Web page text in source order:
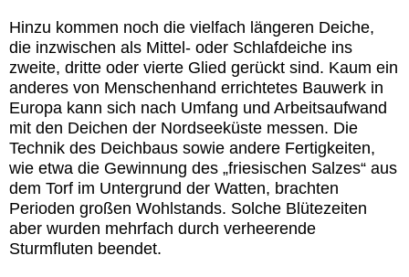
Hinzu kommen noch die vielfach längeren Deiche,
die inzwischen als Mittel- oder Schlafdeiche ins
zweite, dritte oder vierte Glied gerückt sind. Kaum ein
anderes von Menschenhand errichtetes Bauwerk in
Europa kann sich nach Umfang und Arbeitsaufwand
mit den Deichen der Nordseeküste messen. Die
Technik des Deichbaus sowie andere Fertigkeiten,
wie etwa die Gewinnung des „friesischen Salzes“ aus
dem Torf im Untergrund der Watten, brachten
Perioden großen Wohlstands. Solche Blütezeiten
aber wurden mehrfach durch verheerende
Sturmfluten beendet.